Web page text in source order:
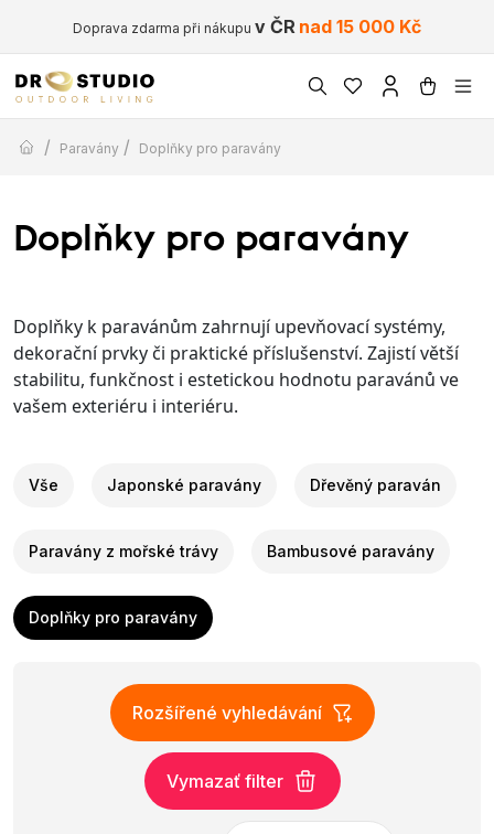
Doprava zdarma při nákupu v ČR nad 15 000 Kč
/ Paravány / Doplňky pro paravány
Doplňky pro paravány
Doplňky k paravánům zahrnují upevňovací systémy,
dekorační prvky či praktické příslušenství. Zajistí větší
stabilitu, funkčnost i estetickou hodnotu paravánů ve
vašem exteriéru i interiéru.
Vše Japonské paravány Dřevěný paraván
Paravány z mořské trávy Bambusové paravány
Doplňky pro paravány
Rozšířené vyhledávání
Vymazať filter